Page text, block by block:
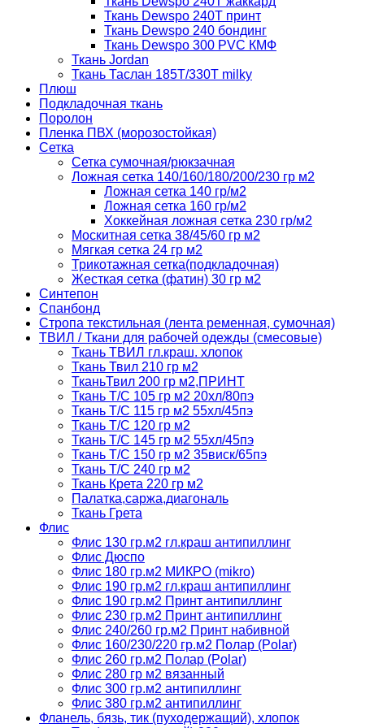
Ткань Dewspo 240Т принт
Ткань Dewspo 240 бондинг
Ткань Dewspo 300 PVC КМФ
Ткань Jordan
Ткань Таслан 185T/330T milky
Плюш
Подкладочная ткань
Поролон
Пленка ПВХ (морозостойкая)
Сетка
Сетка сумочная/рюкзачная
Ложная сетка 140/160/180/200/230 гр м2
Ложная сетка 140 гр/м2
Ложная сетка 160 гр/м2
Хоккейная ложная сетка 230 гр/м2
Москитная сетка 38/45/60 гр м2
Мягкая сетка 24 гр м2
Трикотажная сетка(подкладочная)
Жесткая сетка (фатин) 30 гр м2
Синтепон
Спанбонд
Стропа текстильная (лента ременная, сумочная)
ТВИЛ / Ткани для рабочей одежды (смесовые)
Ткань ТВИЛ гл.краш. хлопок
Ткань Твил 210 гр м2
ТканьТвил 200 гр м2,ПРИНТ
Ткань Т/C 105 гр м2 20хл/80пэ
Ткань Т/C 115 гр м2 55хл/45пэ
Ткань Т/C 120 гр м2
Ткань Т/C 145 гр м2 55хл/45пэ
Ткань Т/C 150 гр м2 35виск/65пэ
Ткань Т/C 240 гр м2
Ткань Крета 220 гр м2
Палатка,саржа,диагональ
Ткань Грета
Флис
Флис 130 гр.м2 гл.краш антипиллинг
Флис Дюспо
Флис 180 гр.м2 МИКРО (mikro)
Флис 190 гр.м2 гл.краш антипиллинг
Флис 190 гр.м2 Принт антипиллинг
Флис 230 гр.м2 Принт антипиллинг
Флис 240/260 гр.м2 Принт набивной
Флис 160/230/220 гр.м2 Полар (Polar)
Флис 260 гр.м2 Полар (Polar)
Флис 280 гр м2 вязанный
Флис 300 гр.м2 антипиллинг
Флис 380 гр.м2 антипиллинг
Фланель, бязь, тик (пуходержащий), хлопок